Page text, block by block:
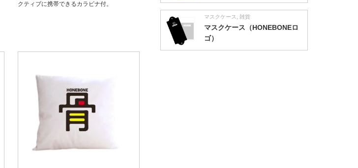
クティブに携帯できるカラビナ付。
マスクケース 雑貨
マスクケース（HONEBONEロ
ゴ）